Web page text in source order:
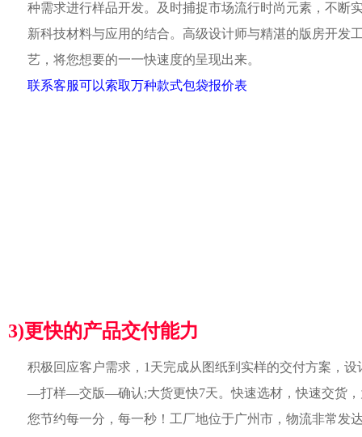
种需求进行样品开发。及时捕捉市场流行时尚元素，不断
新科技材料与应用的结合。高级设计师与精湛的版房开发
艺，将您想要的一一快速度的呈现出来。
联系客服可以索取万种款式包袋报价表
3)更快的产品交付能力
积极回应客户需求，1天完成从图纸到实样的交付方案，设
—打样—交版—确认;大货更快7天。快速选材，快速交货
您节约每一分，每一秒！工厂地位于广州市，物流非常发